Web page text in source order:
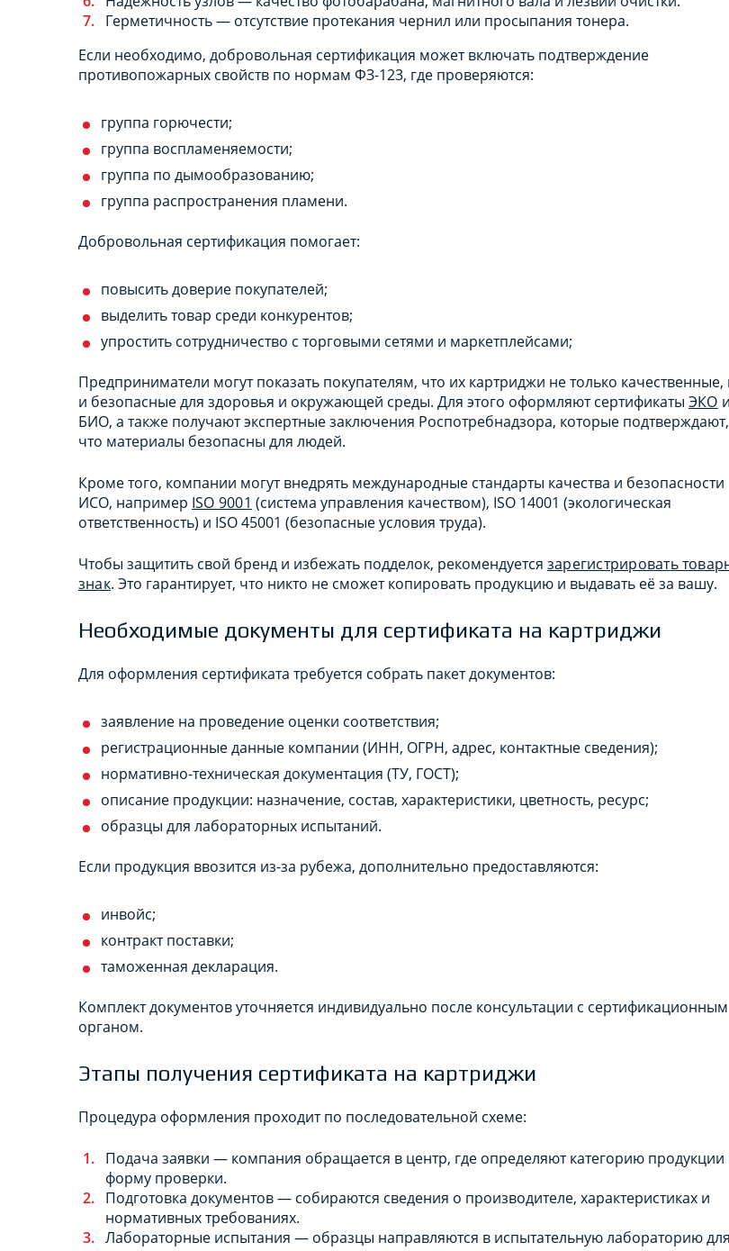
Герметичность — отсутствие протекания чернил или просыпания тонера.
Если необходимо, добровольная сертификация может включать подтверждение
противопожарных свойств по нормам ФЗ-123, где проверяются:
группа горючести;
группа воспламеняемости;
группа по дымообразованию;
группа распространения пламени.
Добровольная сертификация помогает:
повысить доверие покупателей;
выделить товар среди конкурентов;
упростить сотрудничество с торговыми сетями и маркетплейсами;
Предприниматели могут показать покупателям, что их картриджи не только качественные,
и безопасные для здоровья и окружающей среды. Для этого оформляют сертификаты ЭКО и
БИО, а также получают экспертные заключения Роспотребнадзора, которые подтверждают,
что материалы безопасны для людей.
Кроме того, компании могут внедрять международные стандарты качества и безопасности
ИСО, например ISO 9001 (система управления качеством), ISO 14001 (экологическая
ответственность) и ISO 45001 (безопасные условия труда).
Чтобы защитить свой бренд и избежать подделок, рекомендуется зарегистрировать
знак. Это гарантирует, что никто не сможет копировать продукцию и выдавать её за вашу.
Необходимые документы для сертификата на картриджи
Для оформления сертификата требуется собрать пакет документов:
заявление на проведение оценки соответствия;
регистрационные данные компании (ИНН, ОГРН, адрес, контактные сведения);
нормативно-техническая документация (ТУ, ГОСТ);
описание продукции: назначение, состав, характеристики, цветность, ресурс;
образцы для лабораторных испытаний.
Если продукция ввозится из-за рубежа, дополнительно предоставляются:
инвойс;
контракт поставки;
таможенная декларация.
Комплект документов уточняется индивидуально после консультации с сертификационным
органом.
Этапы получения сертификата на картриджи
Процедура оформления проходит по последовательной схеме:
Подача заявки — компания обращается в центр, где определяют категорию продукции
форму проверки.
Подготовка документов — собираются сведения о производителе, характеристиках и
нормативных требованиях.
Лабораторные испытания — образцы направляются в испытательную лабораторию для